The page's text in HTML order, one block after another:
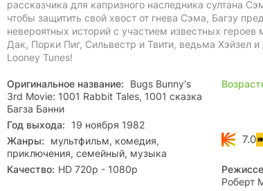
рассказчика для капризного наследника султана
чтобы защитить свой хвост от гнева Сэма, Багзу
невероятных историй с участием известных
Дак, Порки Пиг, Сильвестр и Твити, ведьма Хэйзел
Looney Tunes!
Оригинальное название:
Bugs Bunny's
3rd Movie: 1001 Rabbit Tales, 1001 сказка
Багза Банни
Год выхода: 19 ноября 1982
7.0
Жанры:
мультфильм, комедия,
приключения, семейный, музыка
Качество: HD 720p - 1080p
Роберт